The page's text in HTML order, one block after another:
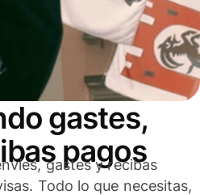
gastes,
pagos
gastes y recibas
Todo lo que necesitas,